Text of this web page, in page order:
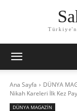
Ana Sayfa DÜNYA
Nikah Kareleri İlk Kez
DÜNYA MAGAZİN